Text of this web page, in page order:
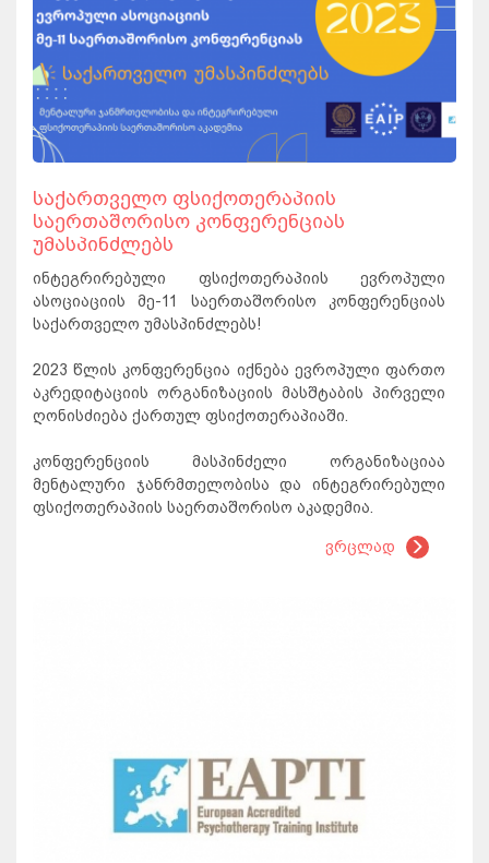
საქართველო ფსიქოთერაპიის
საერთაშორისო კონფერენციას
უმასპინძლებს
ინტეგრირებული ფსიქოთერაპიის ევროპული
ასოციაციის მე-11 საერთაშორისო კონფერენციას
საქართველო უმასპინძლებს!
2023 წლის კონფერენცია იქნება ევროპული ფართო
აკრედიტაციის ორგანიზაციის მასშტაბის პირველი
ღონისძიება ქართულ ფსიქოთერაპიაში.
კონფერენციის მასპინძელი ორგანიზაციაა
მენტალური ჯანრმთელობისა და ინტეგრირებული
ფსიქოთერაპიის საერთაშორისო აკადემია.
ვრცლად